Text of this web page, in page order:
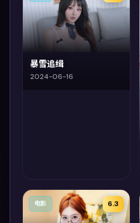
暴雪追缉
2024-06-16
6.3
电影